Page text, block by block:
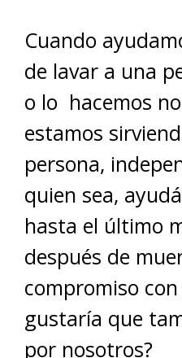
Cuando
de lavar a una
o lo hacemos
estamos
persona,
quien sea,
hasta el último
después de
compromiso
gustaría que
por nosotros?